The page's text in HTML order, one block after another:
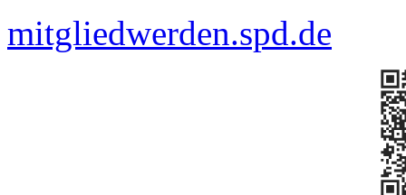
mitgliedwerden.spd.de